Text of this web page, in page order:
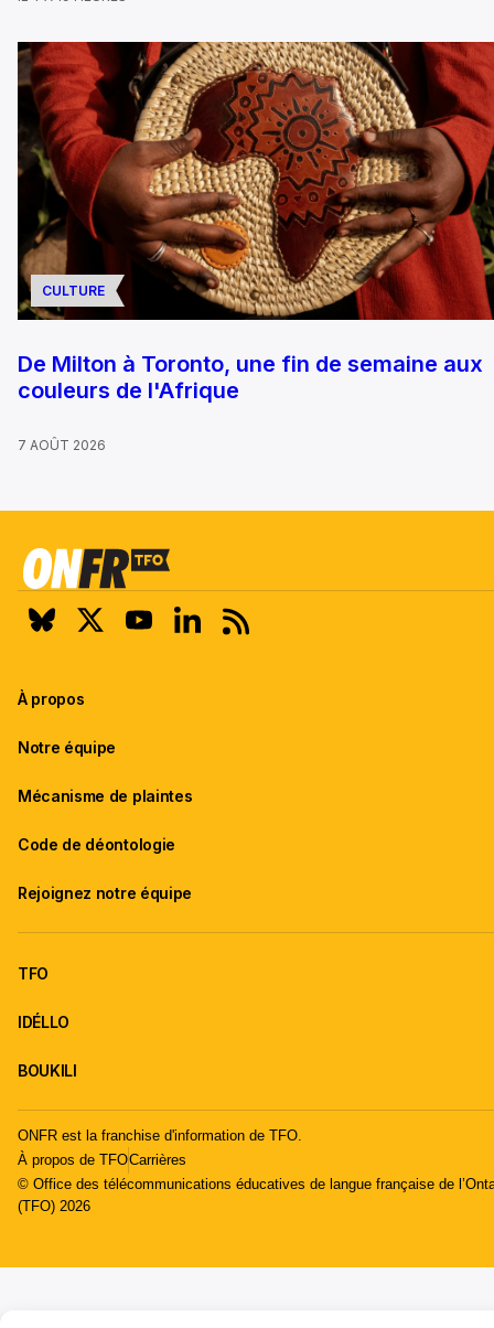
CULTURE
De Milton à Toronto, une fin de semaine aux
couleurs de l'Afrique
7 AOÛT 2026
À propos
Notre équipe
Mécanisme de plaintes
Code de déontologie
Rejoignez notre équipe
TFO
IDÉLLO
BOUKILI
ONFR est la franchise d'information de TFO.
À propos de TFOCarrières
© Office des télécommunications éducatives de langue française de
(TFO) 2026